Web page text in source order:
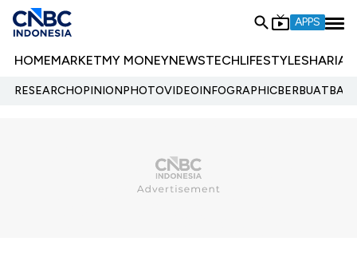
APPS
HOMEMARKETMY MONEYNEWSTECHLIFESTYLESHARIA
RESEARCHOPINIONPHOTOVIDEOINFOGRAPHIC